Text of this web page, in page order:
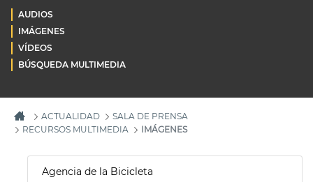
AUDIOS
IMÁGENES
VÍDEOS
BÚSQUEDA MULTIMEDIA
ACTUALIDAD
SALA DE PRENSA
RECURSOS MULTIMEDIA
IMÁGENES
Agencia de la Bicicleta